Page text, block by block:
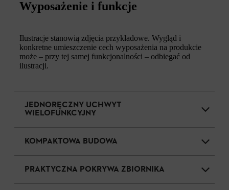
Wyposażenie i funkcje
Ilustracje stanowią zdjęcia przykładowe. Wygląd i
konkretne umieszczenie cech wyposażenia na produkcie
może – przy tej samej funkcjonalności – odbiegać od
ilustracji.
JEDNORĘCZNY UCHWYT
WIELOFUNKCYJNY
KOMPAKTOWA BUDOWA
PRAKTYCZNA POKRYWA ZBIORNIKA